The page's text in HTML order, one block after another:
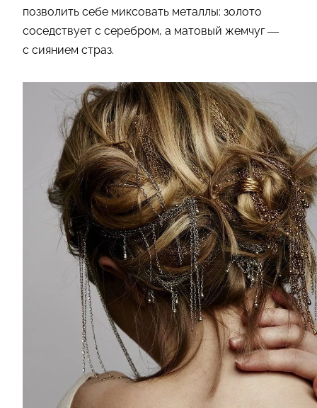
позволить себе миксовать металлы: золото
соседствует с серебром, а матовый жемчуг —
с сиянием страз.